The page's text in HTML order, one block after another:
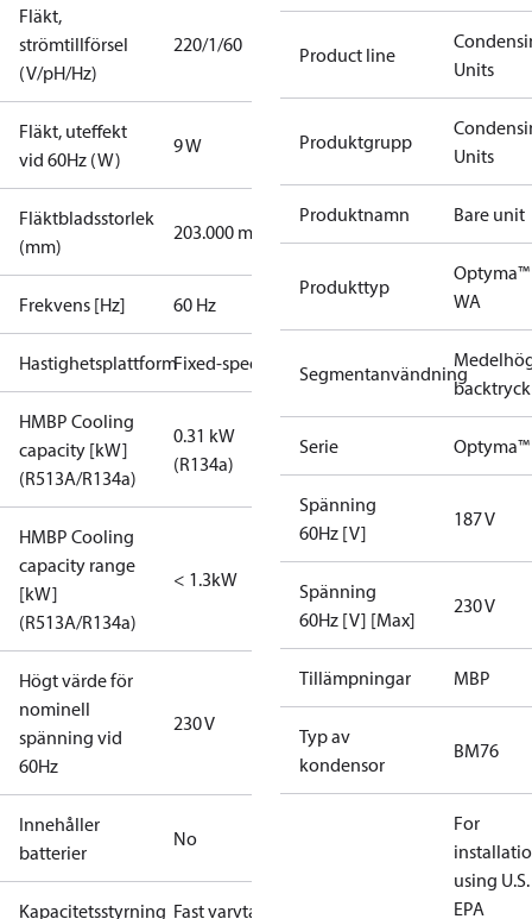
Fläkt,
strömtillförsel
(V/pH/Hz)
220/1/60
Fläkt, uteffekt
vid 60Hz (W)
9 W
Fläktbladsstorlek
(mm)
203.000 mm
Frekvens [Hz] 60 Hz
HastighetsplattformFixed-speed
HMBP Cooling
capacity [kW]
(R513A/R134a)
0.31 kW
(R134a)
HMBP Cooling
capacity range
[kW]
(R513A/R134a)
< 1.3kW
Högt värde för
nominell
spänning vid
60Hz
230 V
Innehåller
batterier
No
Kapacitetsstyrning Fast varvtal
Product line
Units
Produktgrupp
Units
Produktnamn Bare unit
Produkttyp
Optyma™
WA
Segmentanvändning
backtryck
Serie Optyma™
Spänning
60Hz [V]
187 V
Spänning
60Hz [V] [Max]
230 V
Tillämpningar MBP
Typ av
kondensor
BM76
For
using U.S.
EPA